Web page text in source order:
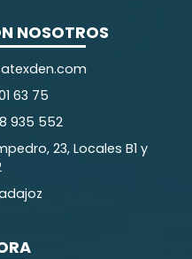
NOSOTROS
63 75
935 552
23, Locales B1 y